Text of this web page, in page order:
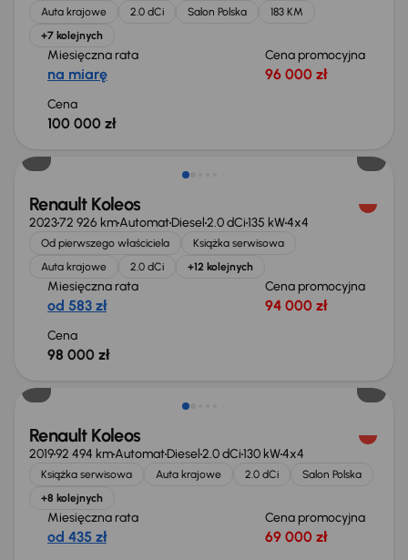
Auta krajowe 2.0 dCi Salon Polska
183 KM
+7 kolejnych
Miesięczna rata
na miarę
Cena promocyjna
96 000 zł
Cena
100 000 zł
Renault Koleos
202372 926 kmAutomatDiesel2.0 dCi135 kW4x4
Od pierwszego właściciela
Książka serwisowa
Auta krajowe
2.0 dCi +12 kolejnych
Miesięczna rata
od 583 zł
Cena promocyjna
94 000 zł
Cena
98 000 zł
Taniej o 1 000 zł
Renault Koleos
201992 494 kmAutomatDiesel2.0 dCi130 kW4x4
Książka serwisowa Auta krajowe 2.0 dCi
Salon Polska
+8 kolejnych
Miesięczna rata
od 435 zł
Cena promocyjna
69 000 zł